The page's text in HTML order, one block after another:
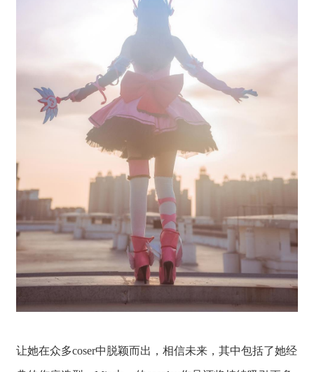
让她在众多coser中脱颖而出，相信未来，其中包括了她经